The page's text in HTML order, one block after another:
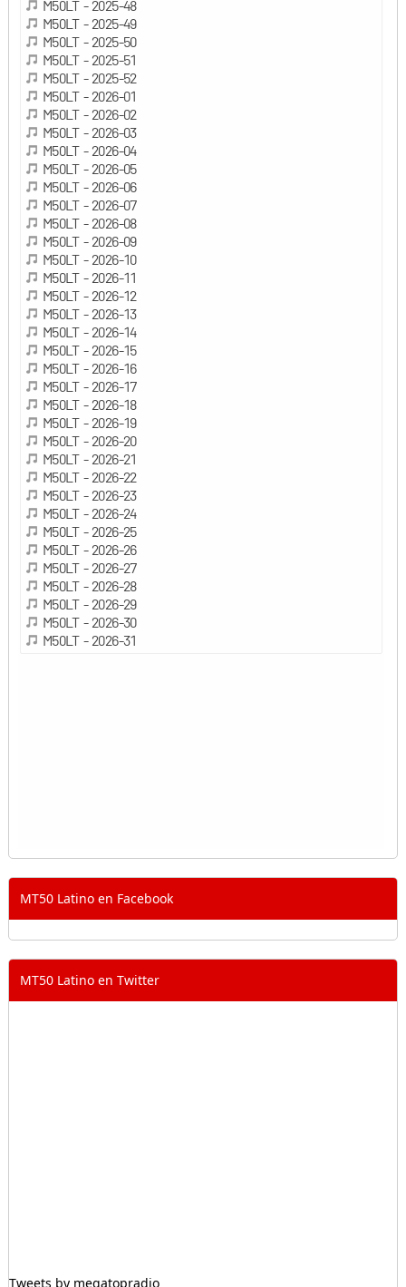
MT50 Latino en Facebook
MT50 Latino en Twitter
Tweets by megatopradio